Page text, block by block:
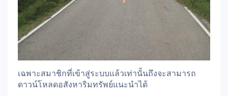
เฉพาะสมาชิกที่เข้าสู่ระบบแล้วเท่านั้นถึงจะสามารถ
ดาวน์โหลดอสังหาริมทรัพย์แนะนำได้